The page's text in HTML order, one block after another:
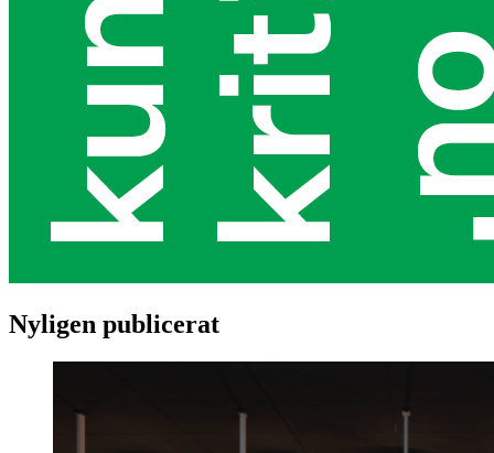
Nyligen publicerat